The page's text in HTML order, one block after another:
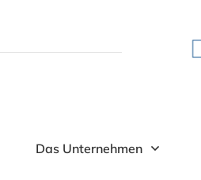
Das Unternehmen